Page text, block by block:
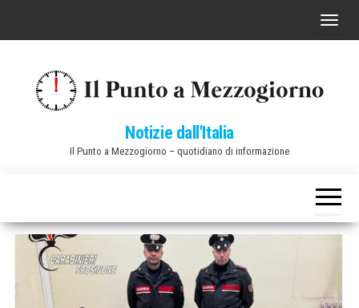
C
a
v
Notizie dall'Italia
Il Punto a Mezzogiorno – quotidiano di informazione